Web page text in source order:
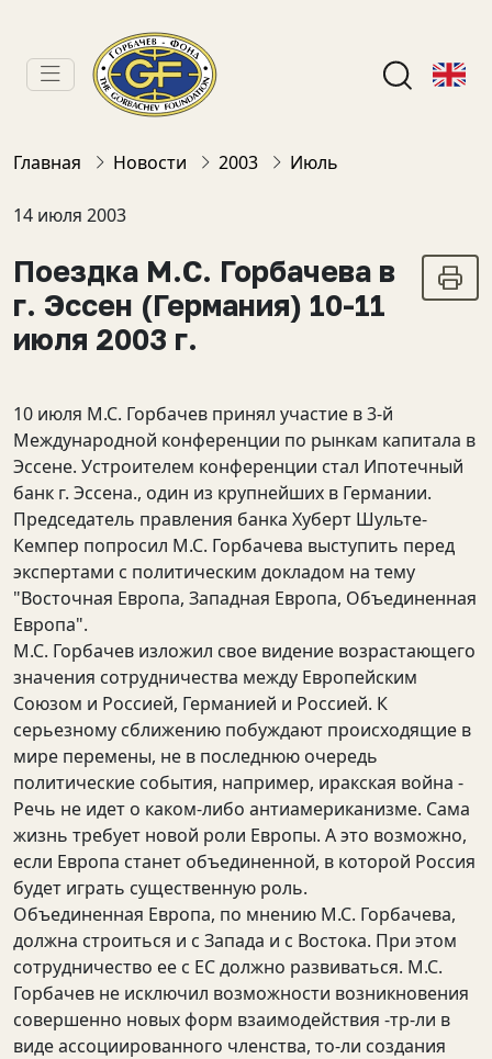
Главная Новости 2003 Июль
14 июля 2003
Поездка М.С. Горбачева в
г. Эссен (Германия) 10-11
июля 2003 г.
10 июля М.С. Горбачев принял участие в 3-й
Международной конференции по рынкам капитала в
Эссене. Устроителем конференции стал Ипотечный
банк г. Эссена., один из крупнейших в Германии.
Председатель правления банка Хуберт Шульте-
Кемпер попросил М.С. Горбачева выступить перед
экспертами с политическим докладом на тему
"Восточная Европа, Западная Европа, Объединенная
Европа".
М.С. Горбачев изложил свое видение возрастающего
значения сотрудничества между Европейским
Союзом и Россией, Германией и Россией. К
серьезному сближению побуждают происходящие в
мире перемены, не в последнюю очередь
политические события, например, иракская война -
Речь не идет о каком-либо антиамериканизме. Сама
жизнь требует новой роли Европы. А это возможно,
если Европа станет объединенной, в которой Россия
будет играть существенную роль.
Объединенная Европа, по мнению М.С. Горбачева,
должна строиться и с Запада и с Востока. При этом
сотрудничество ее с ЕС должно развиваться. М.С.
Горбачев не исключил возможности возникновения
совершенно новых форм взаимодействия -тр-ли в
виде ассоциированного членства, то-ли создания